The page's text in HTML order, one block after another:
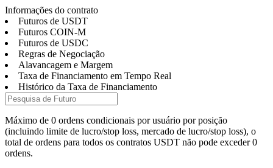
Futuros
Informações do contrato
Futuros de USDT
Futuros COIN-M
Futuros de USDC
Regras de Negociação
Alavancagem e Margem
Taxa de Financiamento em Tempo Real
Histórico da Taxa de Financiamento
Máximo de 0 ordens condicionais por usuário por posição
(incluindo limite de lucro/stop loss, mercado de lucro/stop loss), o
total de ordens para todos os contratos USDT não pode exceder 0
ordens.